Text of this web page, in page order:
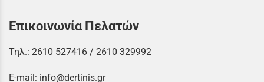
Επικοινωνία Πελατών
Τηλ.: 2610 527416 / 2610 329992
E-mail: info@dertinis.gr